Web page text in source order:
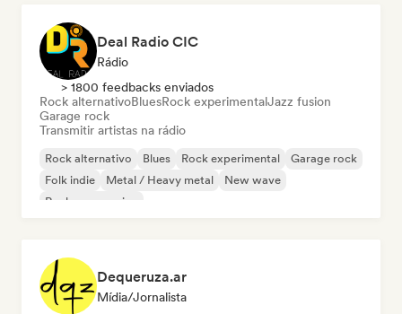
Deal Radio CIC
Rádio
> 1800 feedbacks enviados
Rock alternativoBluesRock experimentalJazz fusion
Garage rock
Transmitir artistas na rádio
Rock alternativo Blues Rock experimental
Garage rock
Folk indie
Metal / Heavy metal
New wave
Rock progressivo
Dequeruza.ar
Mídia/Jornalista